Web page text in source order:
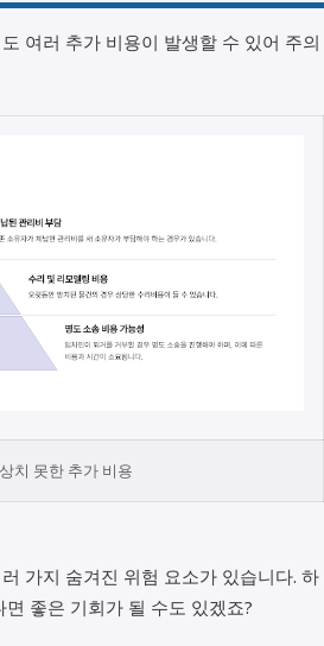
여러 추가 비용이 발생할 수 있어 주의
치 못한 추가 비용
가지 숨겨진 위험 요소가 있습니다. 하
좋은 기회가 될 수도 있겠죠?